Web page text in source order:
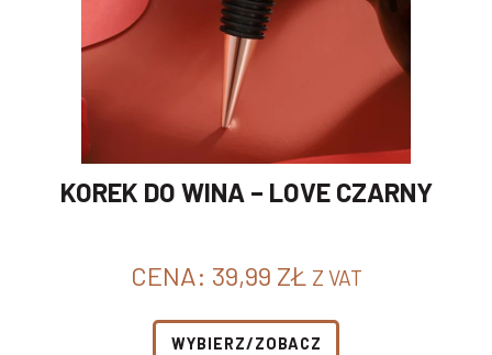
KOREK DO WINA – LOVE CZARNY
CENA: 39,99 ZŁ Z VAT
WYBIERZ/ZOBACZ